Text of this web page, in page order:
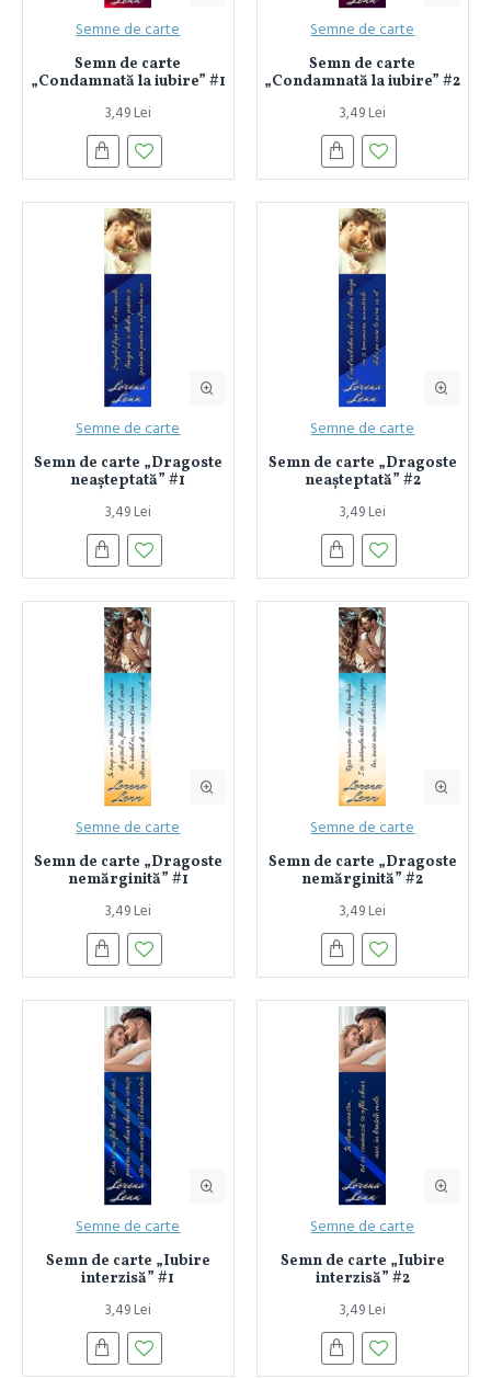
Semne de carte
Semn de carte
„Condamnată la iubire” #1
3,49 Lei
Semne de carte
Semn de carte
„Condamnată la iubire” #2
3,49 Lei
Semne de carte
Semn de carte „Dragoste
neașteptată” #1
3,49 Lei
Semne de carte
Semn de carte „Dragoste
neașteptată” #2
3,49 Lei
Semne de carte
Semn de carte „Dragoste
nemărginită” #1
3,49 Lei
Semne de carte
Semn de carte „Dragoste
nemărginită” #2
3,49 Lei
Semne de carte
Semn de carte „Iubire
interzisă” #1
3,49 Lei
Semne de carte
Semn de carte „Iubire
interzisă” #2
3,49 Lei